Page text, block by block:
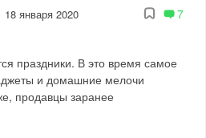
18 января 2020 7
праздники. В это время самое
и домашние мелочи
продавцы заранее